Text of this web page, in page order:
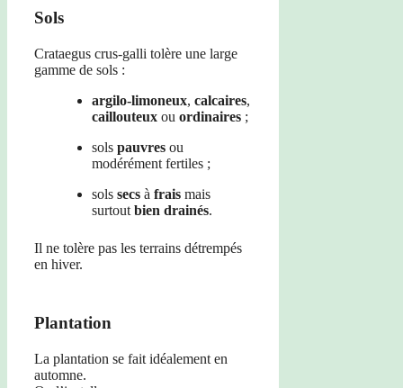
Sols
Crataegus crus-galli tolère une large
gamme de sols :
argilo-limoneux, calcaires,
caillouteux ou ordinaires ;
sols pauvres ou
modérément fertiles ;
sols secs à frais mais
surtout bien drainés.
Il ne tolère pas les terrains détrempés
en hiver.
Plantation
La plantation se fait idéalement en
automne.